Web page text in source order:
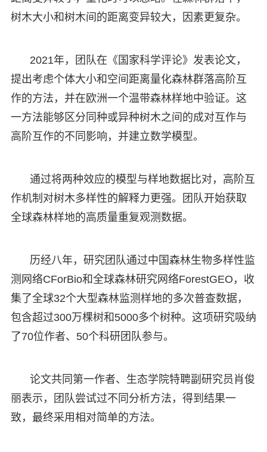
树木大小和树木间的距离变异较大，因素更复杂。
2021年，团队在《国家科学评论》发表论文，
提出考虑个体大小和空间距离量化森林群落高阶互
作的方法，并在欧洲一个温带森林样地中验证。这
一方法能够区分同种或异种树木之间的成对互作与
高阶互作的不同影响，并建立数学模型。
通过将两种效应的模型与样地数据比对，高阶互
作机制对树木多样性的解释力更强。团队开始获取
全球森林样地的高质量重复观测数据。
历经八年，研究团队通过中国森林生物多样性监
测网络CForBio和全球森林研究网络ForestGEO，收
集了全球32个大型森林监测样地的多次普查数据，
包含超过300万棵树和5000多个树种。这项研究吸纳
了70位作者、50个科研团队参与。
论文共同第一作者、生态学院特聘副研究员肖俊
丽表示，团队尝试过不同分析方法，得到结果一
致，最终采用相对简单的方法。